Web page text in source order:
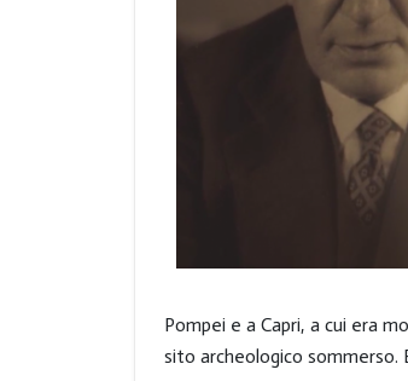
Pompei e a Capri, a cui era
sito archeologico sommerso.